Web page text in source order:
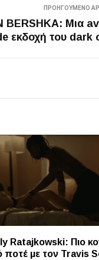
ΠΡΟΗΓΟΎΜΕΝΟ
BERSHKA: Μια
εκδοχή του dark
Ratajkowski: Πιο
ποτέ με τον Travis